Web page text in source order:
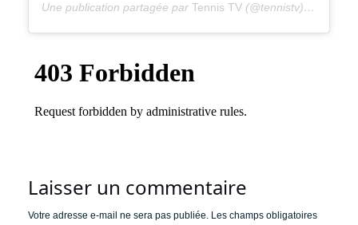
Une publication partagée par Tennis TV (@tennistv) le
Laisser un commentaire
Votre adresse e-mail ne sera pas publiée. Les champs obligatoires